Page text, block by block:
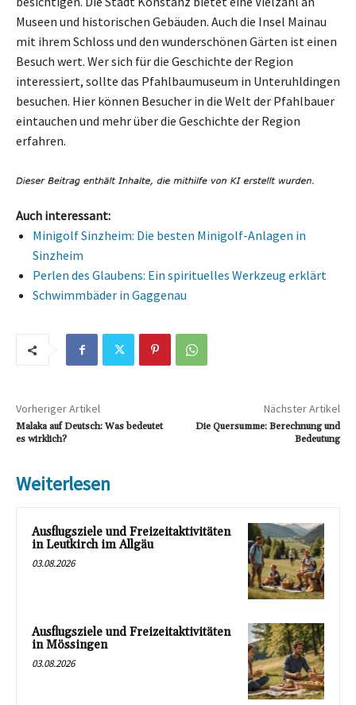
Museen und historischen Gebäuden. Auch die Insel Mainau
mit ihrem Schloss und den wunderschönen Gärten ist einen
Besuch wert. Wer sich für die Geschichte der Region
interessiert, sollte das Pfahlbaumuseum in Unteruhldingen
besuchen. Hier können Besucher in die Welt der Pfahlbauer
eintauchen und mehr über die Geschichte der Region
erfahren.
Auch interessant:
Minigolf Sinzheim: Die besten Minigolf-Anlagen in
Sinzheim
Perlen des Glaubens: Ein spirituelles Werkzeug erklärt
Schwimmbäder in Gaggenau
Vorheriger Artikel
Malaka auf Deutsch: Was bedeutet
es wirklich?
Nächster Artikel
Die Quersumme: Berechnung und
Bedeutung
Weiterlesen
Ausflugsziele und Freizeitaktivitäten
in Leutkirch im Allgäu
03.08.2026
Ausflugsziele und Freizeitaktivitäten
in Mössingen
03.08.2026